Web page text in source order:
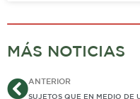
MÁS NOTICIAS
AntANTERIOR